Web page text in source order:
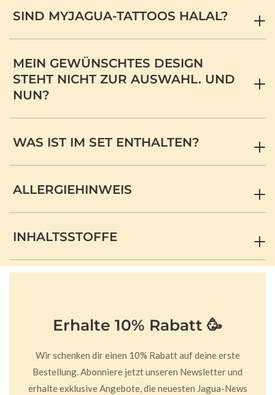
SIND MYJAGUA-TATTOOS HALAL?
MEIN GEWÜNSCHTES DESIGN
STEHT NICHT ZUR AUSWAHL. UND
NUN?
WAS IST IM SET ENTHALTEN?
ALLERGIEHINWEIS
INHALTSSTOFFE
Erhalte 10% Rabatt 🥳
Wir schenken dir einen 10% Rabatt auf deine erste
Bestellung. Abonniere jetzt unseren Newsletter und
erhalte exklusive Angebote, die neuesten Jagua-News